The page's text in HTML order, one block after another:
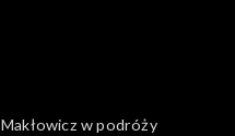
Makłowicz w podróży